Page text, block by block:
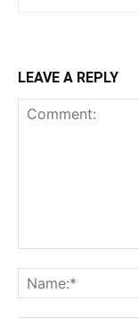
LEAVE A REPLY